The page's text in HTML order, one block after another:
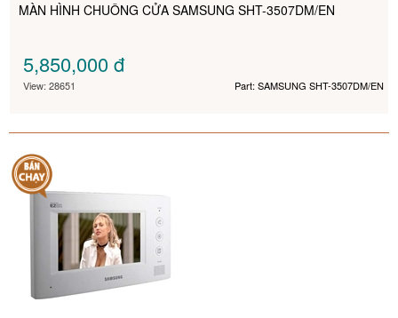
MÀN HÌNH CHUÔNG CỬA SAMSUNG SHT-3507DM/EN
5,850,000đ
View: 28651 Part: SAMSUNG SHT-3507DM/EN